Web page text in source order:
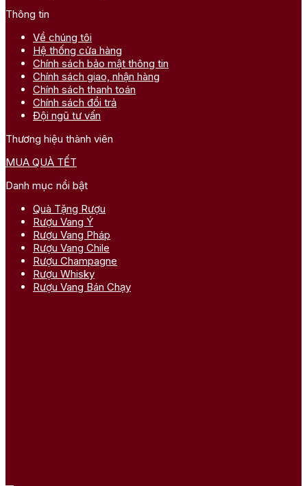
Thông tin
Về chúng tôi
Hệ thống cửa hàng
Chính sách bảo mật thông tin
Chính sách giao, nhận hàng
Chính sách thanh toán
Chính sách đổi trả
Đội ngũ tư vấn
Thương hiệu thành viên
MUA QUÀ TẾT
Danh mục nổi bật
Quà Tặng Rượu
Rượu Vang Ý
Rượu Vang Pháp
Rượu Vang Chile
Rượu Champagne
Rượu Whisky
Rượu Vang Bán Chạy